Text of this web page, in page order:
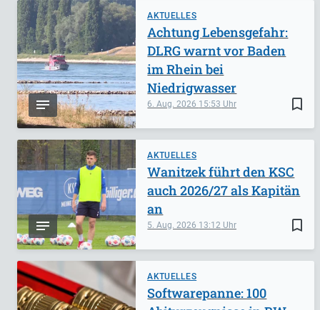
AKTUELLES
bookmark_border
6. Aug. 2026 15:53
Achtung Lebensgefahr:
DLRG warnt vor Baden
im Rhein bei
Niedrigwasser
AKTUELLES
bookmark_border
5. Aug. 2026 13:12
Wanitzek führt den KSC
auch 2026/27 als Kapitän
an
AKTUELLES
Softwarepanne: 100